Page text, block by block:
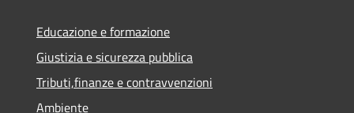
Educazione e formazione
Giustizia e sicurezza pubblica
Tributi,finanze e contravvenzioni
Ambiente